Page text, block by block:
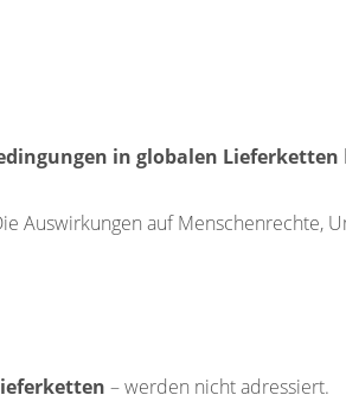
in globalen Lieferketten
Auswirkungen auf Menschenrechte,
– werden nicht adressiert.